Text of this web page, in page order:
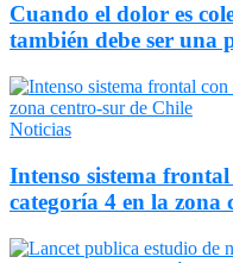
Cuando el dolor es
también debe ser una
Noticias
Intenso sistema
categoría 4 en la zona